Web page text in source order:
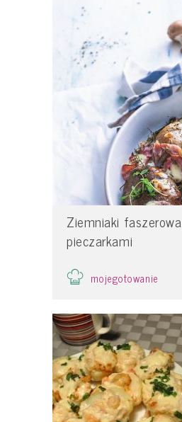
Ziemniaki
pieczarkami
mojegotowanie